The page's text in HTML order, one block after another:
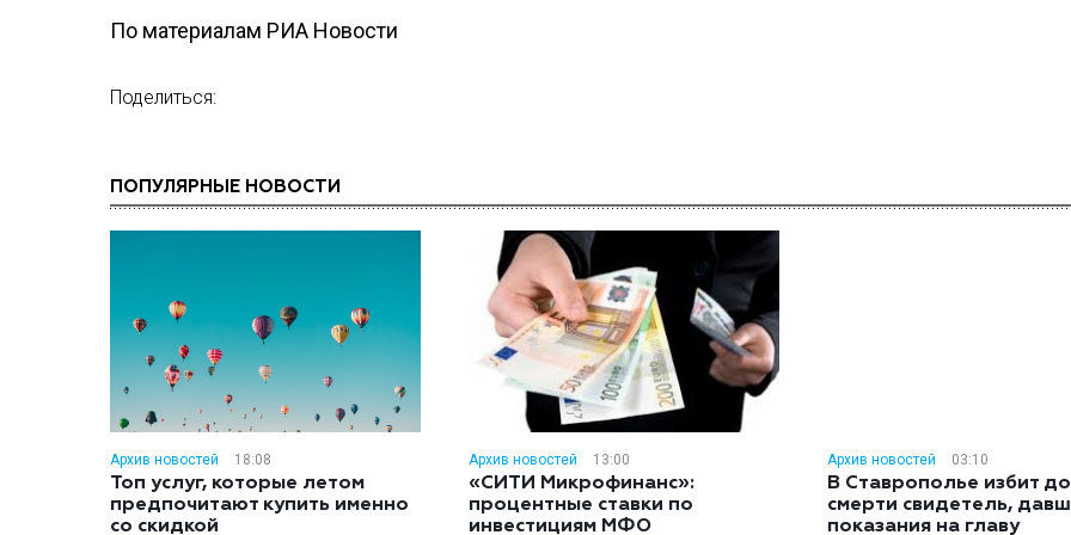
По материалам РИА Новости
Поделиться:
ПОПУЛЯРНЫЕ НОВОСТИ
Архив новостей 18:08
Топ услуг, которые летом
предпочитают купить именно
со скидкой
Архив новостей 13:00
«СИТИ Микрофинанс»:
процентные ставки по
инвестициям МФО
Архив новостей 03:10
В Ставрополье избит до
смерти свидетель,
показания на главу